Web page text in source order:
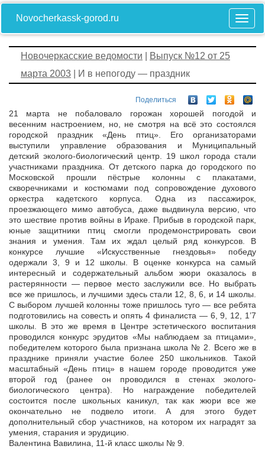
Novocherkassk-gorod.ru
Новочеркасские ведомости
Выпуск №12 от 25
марта 2003 | И в непогоду — праздник
Поделиться
21 марта не побаловало горожан хорошей погодой и
весенним настроением, но, не смотря на всё это состоялся
городской праздник «День птиц». Его организаторами
выступили управление образования и Муниципальный
детский эколого-биологический центр. 19 школ города стали
участниками праздника. От детского парка до городского по
Московской прошли пёстрые колонны с плакатами,
скворечниками и костюмами под сопровождение духового
оркестра кадетского корпуса. Одна из пассажирок,
проезжающего мимо автобуса, даже выдвинула версию, что
это шествие против войны в Ираке. Прибыв в городской парк,
юные защитники птиц смогли продемонстрировать свои
знания и умения. Там их ждал целый ряд конкурсов. В
конкурсе лучшие «Искусственные гнездовья» победу
одержали 3, 9 и 12 школы. В оценке конкурса на самый
интересный и содержательный альбом жюри оказалось в
растерянности — первое место заслужили все. Но выбрать
все же пришлось, и лучшими здесь стали 12, 8, 6, и 14 школы.
С выбором лучшей колонны тоже пришлось туго — все ребята
подготовились на совесть и опять 4 финалиста — 6, 9, 12, 1’7
школы. В это же время в Центре эстетического воспитания
проводился конкурс эрудитов «Мы наблюдаем за птицами»,
победителем которого была признана школа № 2. Всего же в
празднике приняли участие более 250 школьников. Такой
масштабный «День птиц» в нашем городе проводится уже
второй год (ранее он проводился в стенах эколого-
биологического центра). Но награждение победителей
состоится после школьных каникул, так как жюри все же
окончательно не подвело итоги. А для этого будет
дополнительный сбор участников, на котором их наградят за
умения, старания и эрудицию.
Валентина Вавилина, 11-й класс школы № 9.